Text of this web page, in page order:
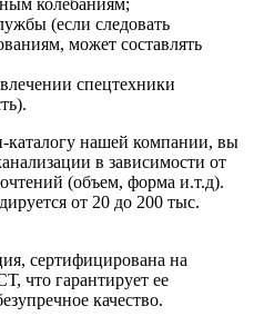
(если следовать
может составлять
спецтехники
каталогу нашей компании, вы
в зависимости от
(объем, форма и.т.д).
от 20 до 200 тыс.
сертифицирована на
что гарантирует ее
качество.